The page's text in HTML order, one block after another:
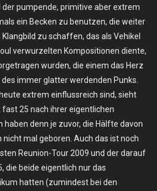
pumpende, primitive aber extrem
ein Becken zu benutzen, die weiter
zu schaffen, das als Vehikel
verwurzelten Kompositionen diente,
wurden, die einem das Herz
immer glatter werdenden Punks.
extrem einflussreich sind, sieht
fast 25 nach ihrer eigentlichen
denn je zuvor, die Hälfte davon
mal geboren. Auch das ist noch
Reunion-Tour 2009 und der darauf
die beide eigentlich nur das
hatten (zumindest bei den